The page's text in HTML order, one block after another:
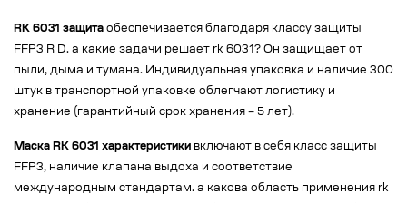
RK 6031 защита обеспечивается благодаря классу защиты
FFP3 R D. а какие задачи решает rk 6031? Он защищает от
пыли, дыма и тумана. Индивидуальная упаковка и наличие 300
штук в транспортной упаковке облегчают логистику и
хранение (гарантийный срок хранения – 5 лет).
Маска RK 6031 характеристики включают в себя класс защиты
FFP3, наличие клапана выдоха и соответствие
международным стандартам. а какова область применения rk